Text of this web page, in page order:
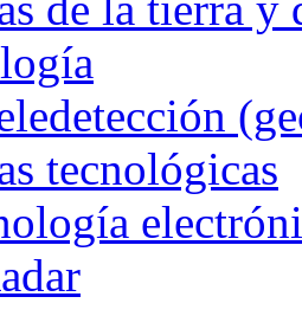
tecnológicas